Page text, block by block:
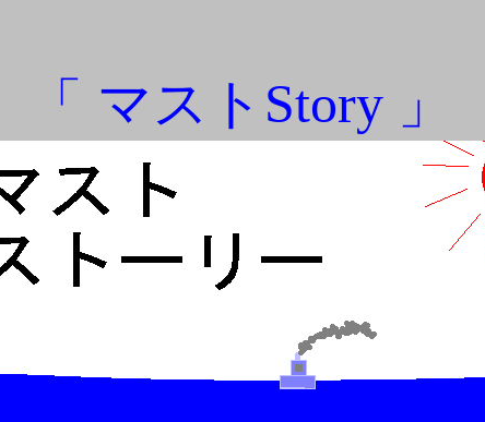
「 マストStory 」